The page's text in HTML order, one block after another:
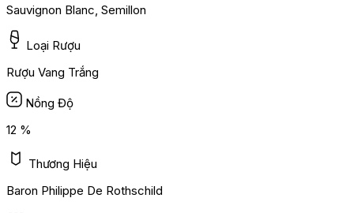
Sauvignon Blanc, Semillon
Loại Rượu
Rượu Vang Trắng
Nồng Độ
12 %
Thương Hiệu
Baron Philippe De Rothschild